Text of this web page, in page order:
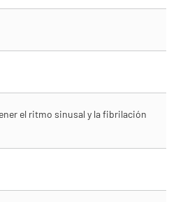
el ritmo sinusal y la fibrilación